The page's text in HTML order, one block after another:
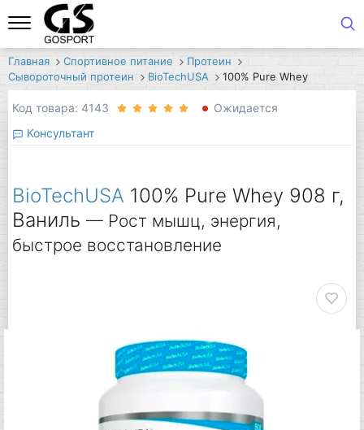
Главная Спортивное питание
Протеин
Сывороточный протеин
BioTechUSA 100% Pure Whey
Код товара: 4143
Ожидается
Консультант
BioTechUSA 100% Pure Whey 908 г,
Ваниль — Рост мышц, энергия,
быстрое восстановление